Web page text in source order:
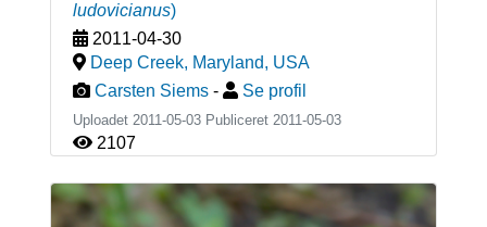
ludovicianus)
2011-04-30
Deep Creek, Maryland, USA
Carsten Siems - Se profil
Uploadet 2011-05-03 Publiceret 2011-05-03
2107